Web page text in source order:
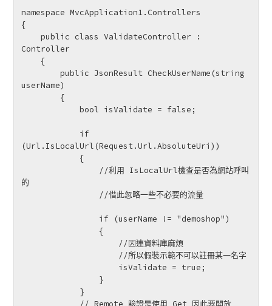
namespace MvcApplication1.Controllers
{
    public class ValidateController :
Controller
        public JsonResult CheckUserName(string
userName)
            bool isValidate = false;
(Url.IsLocalUrl(Request.Url.AbsoluteUri))
的